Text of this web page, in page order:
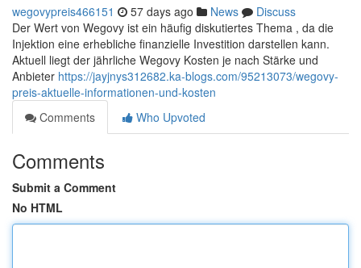
wegovypreis466151 57 days ago News
Discuss
Der Wert von Wegovy ist ein häufig diskutiertes Thema , da die
Injektion eine erhebliche finanzielle Investition darstellen kann.
Aktuell liegt der jährliche Wegovy Kosten je nach Stärke und
Anbieter https://jayjnys312682.ka-blogs.com/95213073/wegovy-
preis-aktuelle-informationen-und-kosten
Comments
Who Upvoted
Comments
Submit a Comment
No HTML